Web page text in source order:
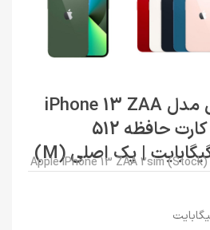
گوشی موبایل اپل مدل iPhone 13 ZAA
(استوک) دوسیم کارت حافظه 512
Apple iPhone 13 ZAA 2sim